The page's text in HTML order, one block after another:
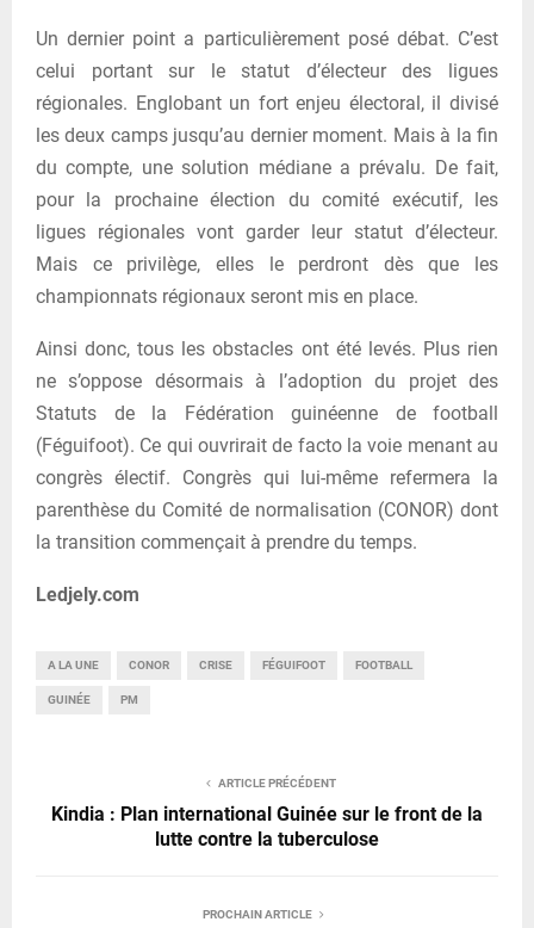
Un dernier point a particulièrement posé débat. C’est
celui portant sur le statut d’électeur des ligues
régionales. Englobant un fort enjeu électoral, il divisé
les deux camps jusqu’au dernier moment. Mais à la fin
du compte, une solution médiane a prévalu. De fait,
pour la prochaine élection du comité exécutif, les
ligues régionales vont garder leur statut d’électeur.
Mais ce privilège, elles le perdront dès que les
championnats régionaux seront mis en place.
Ainsi donc, tous les obstacles ont été levés. Plus rien
ne s’oppose désormais à l’adoption du projet des
Statuts de la Fédération guinéenne de football
(Féguifoot). Ce qui ouvrirait de facto la voie menant au
congrès électif. Congrès qui lui-même refermera la
parenthèse du Comité de normalisation (CONOR) dont
la transition commençait à prendre du temps.
Ledjely.com
A LA UNE CONOR CRISE FÉGUIFOOT FOOTBALL
GUINÉE PM
ARTICLE PRÉCÉDENT
Kindia : Plan international Guinée sur le front de la
lutte contre la tuberculose
PROCHAIN ARTICLE